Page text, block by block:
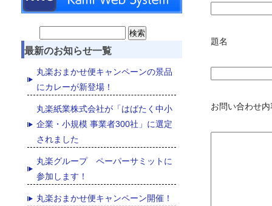
題名
お問い合わせ
for:
最新のお知らせ一覧
丸楽おまかせ便キャンペーンの景品
にカレーが新登場！
丸楽紙業株式会社が「はばたく中小
企業・小規模 事業者300社」に選定
されました
丸楽グループ ペーパーサミットに
参加します！
丸楽おまかせ便キャンペーン開催！